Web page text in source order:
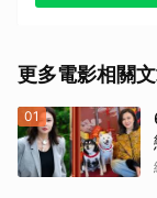
《撕裂地平
《變人》（
《鋼鐵墳墓
更多電影相關
01